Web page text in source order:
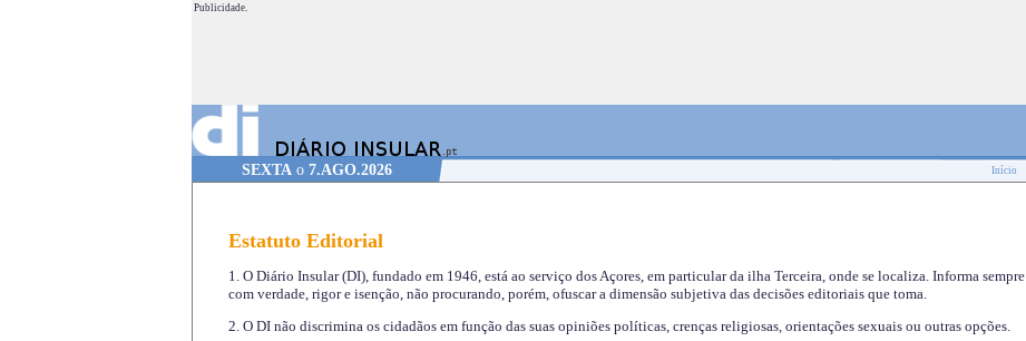
Publicidade.
SEXTAo 7.AGO.2026 Início
Estatuto Editorial
1. O Diário Insular (DI), fundado em 1946, está ao serviço dos Açores, em particular da ilha Terceira, onde se localiza. Informa sempre
com verdade, rigor e isenção, não procurando, porém, ofuscar a dimensão subjetiva das decisões editoriais que toma.
2. O DI não discrimina os cidadãos em função das suas opiniões políticas, crenças religiosas, orientações sexuais ou outras opções.